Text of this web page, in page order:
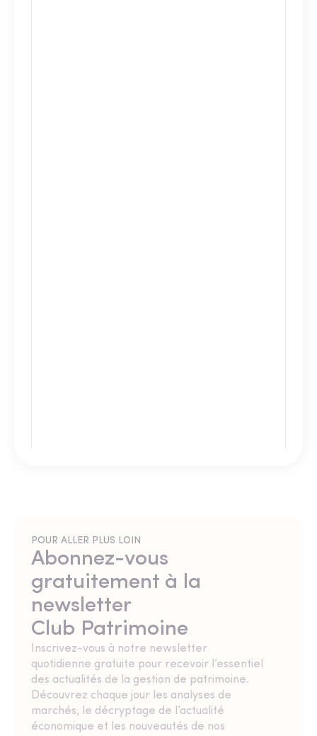
POUR ALLER PLUS LOIN
Abonnez-vous
gratuitement à la
newsletter
Club Patrimoine
Inscrivez-vous à notre newsletter
quotidienne gratuite pour recevoir l’essentiel
des actualités de la gestion de patrimoine.
Découvrez chaque jour les analyses de
marchés, le décryptage de l’actualité
économique et les nouveautés de nos